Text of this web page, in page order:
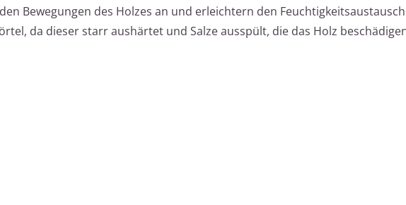
Bewegungen des Holzes an und erleichtern den
da dieser starr aushärtet und Salze ausspült, die das Holz